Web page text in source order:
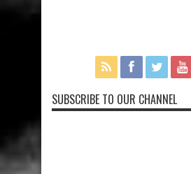
SUBSCRIBE TO OUR CHANNEL